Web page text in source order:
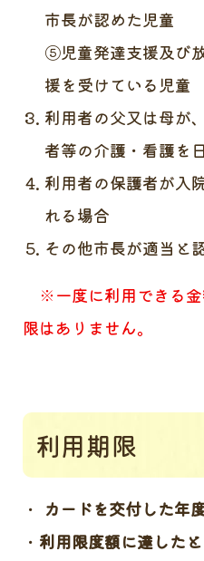
市長が認めた児童
⑤児童発達支援及び
援を受けている児童
利用者の父又は母が
者等の介護・看護を
利用者の保護者が入
れる場合
その他市長が適当と
※一度に利用できる金
限はありません。
利用期限
カードを交付した年
利用限度額に達した